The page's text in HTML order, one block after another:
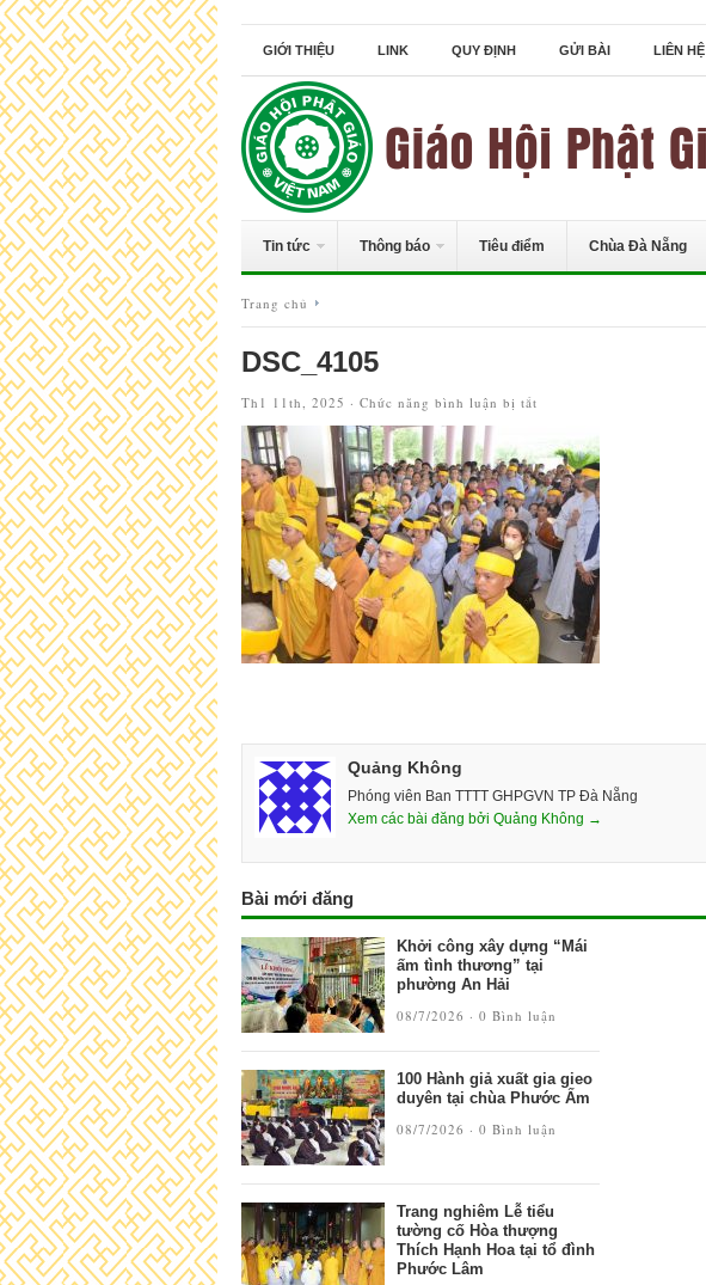
GIỚI THIỆU LINK QUY ĐỊNH GỬI BÀI LIÊN HỆ
Tin tức Thông báo Tiêu điểm Chùa Đà Nẵng
Trang chủ
DSC_4105
Th1 11th, 2025 · Chức năng bình luận bị tắt
Quảng Không
Phóng viên Ban TTTT GHPGVN TP Đà Nẵng
Xem các bài đăng bởi Quảng Không →
Bài mới đăng
Khởi công xây dựng “Mái
ấm tình thương” tại
phường An Hải
08/7/2026 · 0 Bình luận
100 Hành giả xuất gia gieo
duyên tại chùa Phước Ấm
08/7/2026 · 0 Bình luận
Trang nghiêm Lễ tiểu
tường cố Hòa thượng
Thích Hạnh Hoa tại tổ đình
Phước Lâm